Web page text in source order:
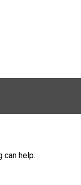
can help.